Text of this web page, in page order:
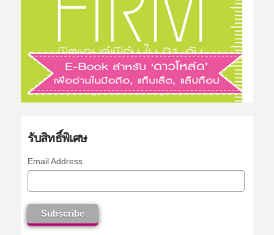
รับสิทธิ์พิเศษ
Email Address